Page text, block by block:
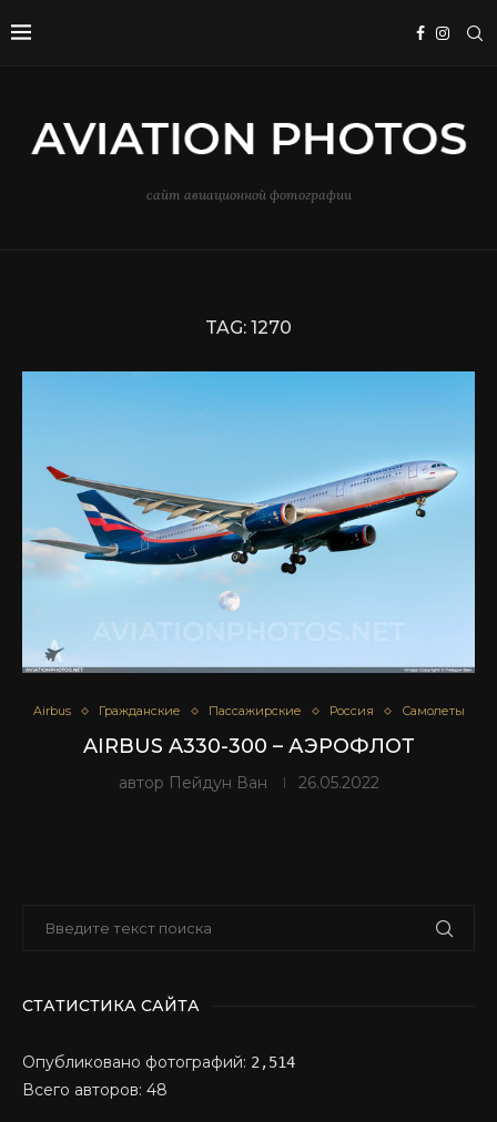
сайт авиационной фотографии
TAG: 1270
Airbus Гражданские Пассажирские Россия Самолеты
AIRBUS A330-300 – АЭРОФЛОТ
автор Пейдун Ван 26.05.2022
СТАТИСТИКА САЙТА
Опубликовано фотографий: 2,514
Всего авторов: 48